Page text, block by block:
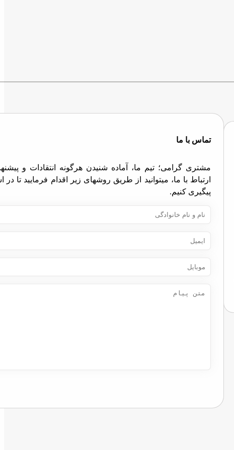
تماس با ما
مشتری گرامی؛ تیم ما، آماده شنیدن هرگونه انتقادات و
ارتباط با ما، میتوانید از طریق روشهای زیر اقدام فرمایید تا
پیگیری کنیم.